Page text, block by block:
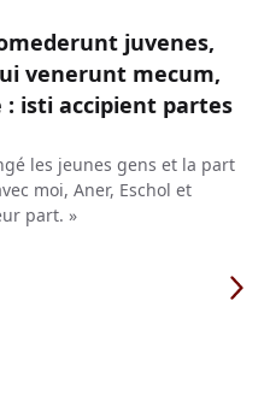
juvenes,
venerunt mecum,
: isti accipient partes
les jeunes gens et la part
moi, Aner, Eschol et
part. »